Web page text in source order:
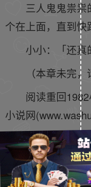
三人鬼鬼祟
个在上面，直到快
小小：「还
（本章未完
阅读重回
小说网